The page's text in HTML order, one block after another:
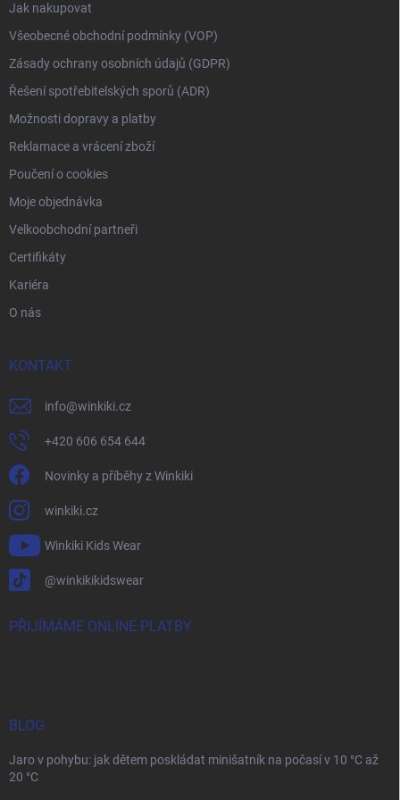
Jak nakupovat
Všeobecné obchodní podmínky (VOP)
Zásady ochrany osobních údajů (GDPR)
Řešení spotřebitelských sporů (ADR)
Možnosti dopravy a platby
Reklamace a vrácení zboží
Poučení o cookies
Moje objednávka
Velkoobchodní partneři
Certifikáty
Kariéra
O nás
KONTAKT
info@winkiki.cz
+420 606 654 644
Novinky a příběhy z Winkiki
winkiki.cz
Winkiki Kids Wear
@winkikikidswear
PŘIJÍMÁME ONLINE PLATBY
BLOG
Jaro v pohybu: jak dětem poskládat minišatník na počasí v 10 °C až
20 °C